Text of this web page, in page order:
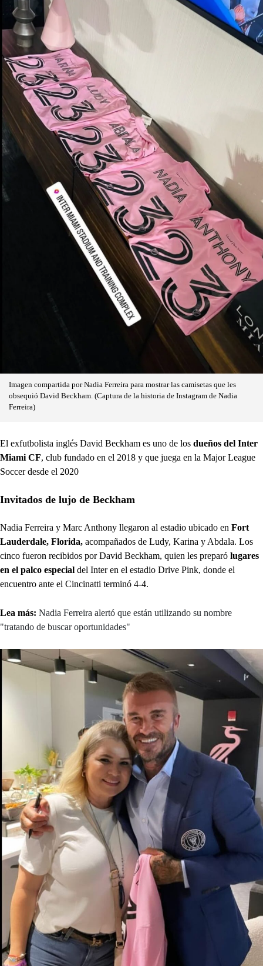
Imagen compartida por Nadia Ferreira para mostrar las camisetas que les
obsequió David Beckham. (Captura de la historia de Instagram de Nadia
Ferreira)
El exfutbolista inglés David Beckham es uno de los dueños del Inter
Miami CF, club fundado en el 2018 y que juega en la Major League
Soccer desde el 2020
Invitados de lujo de Beckham
Nadia Ferreira y Marc Anthony llegaron al estadio ubicado en Fort
Lauderdale, Florida, acompañados de Ludy, Karina y Abdala. Los
cinco fueron recibidos por David Beckham, quien les preparó lugares
en el palco especial del Inter en el estadio Drive Pink, donde el
encuentro ante el Cincinatti terminó 4-4.
Lea más: Nadia Ferreira alertó que están utilizando su nombre
"tratando de buscar oportunidades"